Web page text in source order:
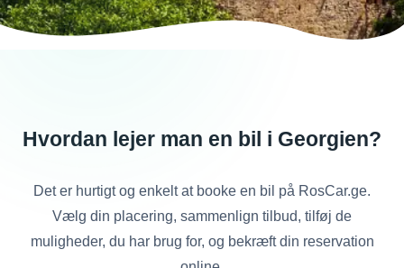
Hvordan lejer man en bil i Georgien?
Det er hurtigt og enkelt at booke en bil på RosCar.ge.
Vælg din placering, sammenlign tilbud, tilføj de
muligheder, du har brug for, og bekræft din reservation